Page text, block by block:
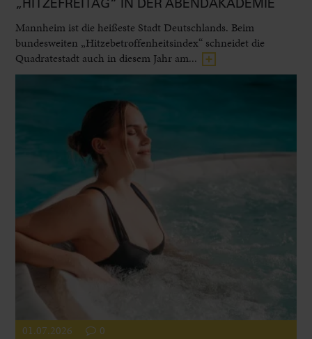
„HITZEFREITAG“ IN DER ABENDAKADEMIE
Mannheim ist die heißeste Stadt Deutschlands. Beim
bundesweiten „Hitzebetroffenheitsindex“ schneidet die
Quadratestadt auch in diesem Jahr am...
01.07.2026 0